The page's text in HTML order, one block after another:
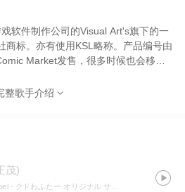
软件制作公司的Visual Art's旗下的一
商标。亦有使用KSL略称。产品编号由
Market发售，很多时候也会移到
待为软件。因此，在动画商店等的发
整歌手介绍
茂)
- クドわふたー オリジナル サウンドトラック